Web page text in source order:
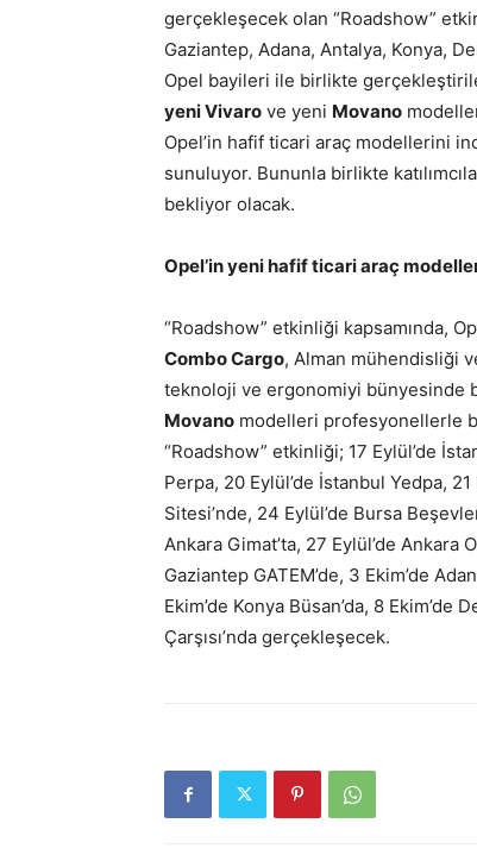
gerçekleşecek olan “Roadshow”
Gaziantep, Adana, Antalya, Konya,
Opel bayileri ile birlikte
yeni Vivaro ve yeni Movano
Opel’in hafif ticari araç modellerini
sunuluyor. Bununla birlikte
bekliyor olacak.
Opel’in yeni hafif ticari araç
“Roadshow” etkinliği kapsamında,
Combo Cargo, Alman mühendisliği
teknoloji ve ergonomiyi bünyesinde
Movano modelleri profesyonellerle
“Roadshow” etkinliği; 17 Eylül’de
Perpa, 20 Eylül’de İstanbul Yedpa,
Sitesi’nde, 24 Eylül’de Bursa
Ankara Gimat’ta, 27 Eylül’de Ankara
Gaziantep GATEM’de, 3 Ekim’de
Ekim’de Konya Büsan’da, 8
Çarşısı’nda gerçekleşecek.